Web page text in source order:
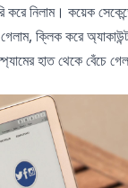
করে নিলাম। কয়েক
ক্লিক করে
হাত থেকে বেঁচে